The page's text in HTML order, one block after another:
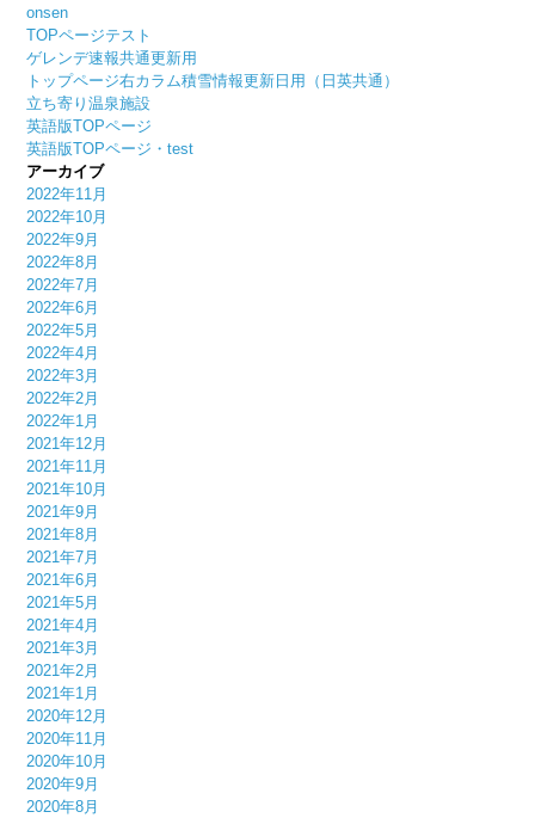
onsen
TOPページテスト
ゲレンデ速報共通更新用
トップページ右カラム積雪情報更新日用（日英共通）
立ち寄り温泉施設
英語版TOPページ
英語版TOPページ・test
アーカイブ
2022年11月
2022年10月
2022年9月
2022年8月
2022年7月
2022年6月
2022年5月
2022年4月
2022年3月
2022年2月
2022年1月
2021年12月
2021年11月
2021年10月
2021年9月
2021年8月
2021年7月
2021年6月
2021年5月
2021年4月
2021年3月
2021年2月
2021年1月
2020年12月
2020年11月
2020年10月
2020年9月
2020年8月